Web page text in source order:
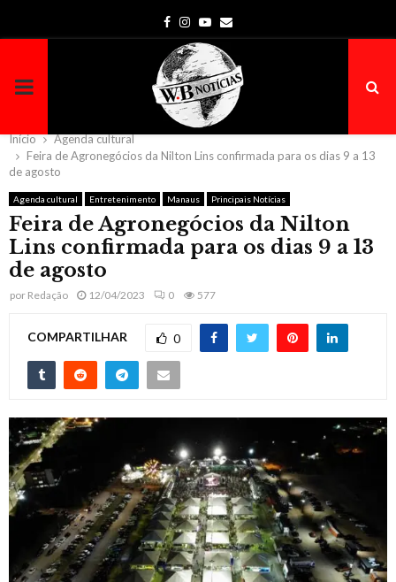
Facebook
Instagram
Youtube
Email
PRIMARY
MENU
Início
Agenda cultural
Feira de Agronegócios da Nilton Lins confirmada para os dias 9 a 13
de agosto
Agenda cultural Entretenimento Manaus Principais Notícias
Feira de Agronegócios da Nilton
Lins confirmada para os dias 9 a 13
de agosto
por Redação 12/04/2023 0 577
COMPARTILHAR 0